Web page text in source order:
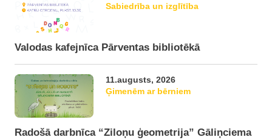
Sabiedrība un izglītība
Valodas kafejnīca Pārventas bibliotēkā
11.augusts, 2026
Ģimenēm ar bērniem
Radošā darbnīca “Ziloņu ģeometrija” Gāliņciema